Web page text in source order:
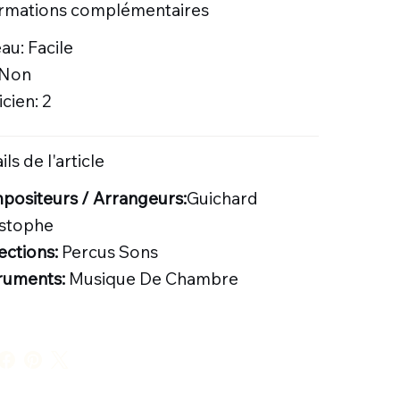
complémentaires
Facile
2
de l'article
/ Arrangeurs:Guichard
Percus Sons
Musique De Chambre